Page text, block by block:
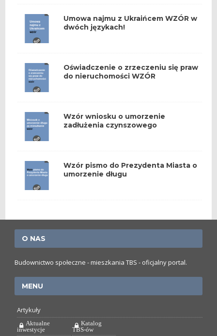
Umowa najmu z Ukraińcem WZÓR w
dwóch językach!
Oświadczenie o zrzeczeniu się praw
do nieruchomości WZÓR
Wzór wniosku o umorzenie
zadłużenia czynszowego
Wzór pismo do Prezydenta Miasta o
umorzenie długu
O NAS
Budownictwo społeczne - mieszkania TBS - oficjalny portal.
MENU
Artykuły
Aktualne
inwestycje
Katalog
TBS-ów